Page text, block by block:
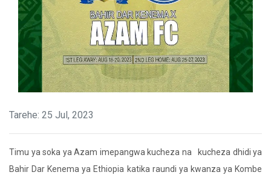
Tarehe: 25 Jul, 2023
Timu ya soka ya Azam imepangwa kucheza na kucheza dhidi ya
Bahir Dar Kenema ya Ethiopia katika raundi ya kwanza ya Kombe